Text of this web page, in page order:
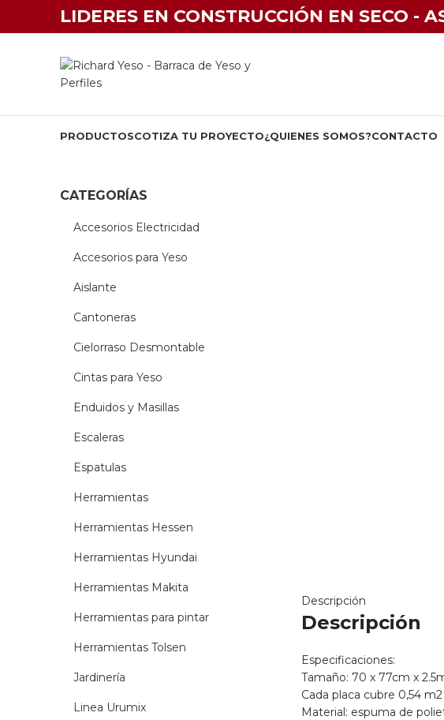
LIDERES EN CONSTRUCCIÓN EN SECO -
PRODUCTOSCOTIZA TU PROYECTO¿QUIENES SOMOS?CONTACTO
Descripción
Descripción
Especificaciones:
Tamaño: 70 x 77cm x
Cada placa cubre 0,54 m2
Material: espuma de
CATEGORÍAS
Accesorios Electricidad
Accesorios para Yeso
Aislante
Cantoneras
Cielorraso Desmontable
Cintas para Yeso
Enduidos y Masillas
Escaleras
Espatulas
Herramientas
Herramientas Hessen
Herramientas Hyundai
Herramientas Makita
Herramientas para pintar
Herramientas Tolsen
Jardinería
Linea Urumix